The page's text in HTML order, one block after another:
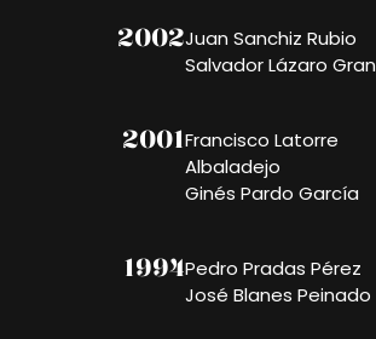
2002Juan Sanchiz Rubio
Salvador Lázaro Gran
2001Francisco Latorre
Albaladejo
Ginés Pardo García
1994Pedro Pradas Pérez
José Blanes Peinado